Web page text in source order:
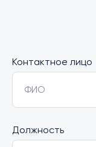
Контактное лицо
ФИО
Должность